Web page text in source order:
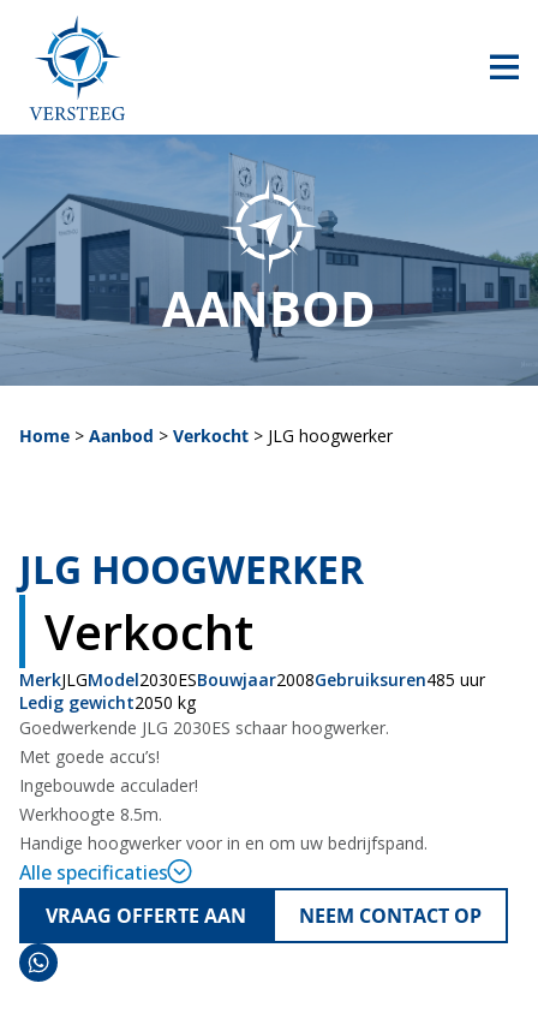
HOME
AANBOD
CONTACT
0517 240 500
info@versteegheftrucks.nlAANBOD
Home > Aanbod > Verkocht > JLG hoogwerker
Verkocht
JLG HOOGWERKER
Verkocht
MerkJLGModel2030ESBouwjaar2008Gebruiksuren485 uur
Ledig gewicht2050 kg
Goedwerkende JLG 2030ES schaar hoogwerker.
Met goede accu’s!
Ingebouwde acculader!
Werkhoogte 8.5m.
Handige hoogwerker voor in en om uw bedrijfspand.
Alle specificaties
VRAAG OFFERTE AAN
NEEM CONTACT OP